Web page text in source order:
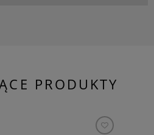
PRODUKTY